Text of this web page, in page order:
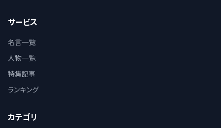
サービス
名言一覧
人物一覧
特集記事
ランキング
カテゴリ